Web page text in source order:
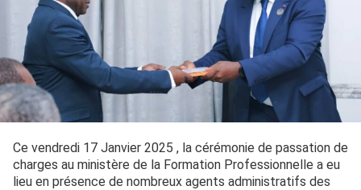
Ce vendredi 17 Janvier 2025 , la cérémonie de passation de
charges au ministère de la Formation Professionnelle a eu
lieu en présence de nombreux agents administratifs des